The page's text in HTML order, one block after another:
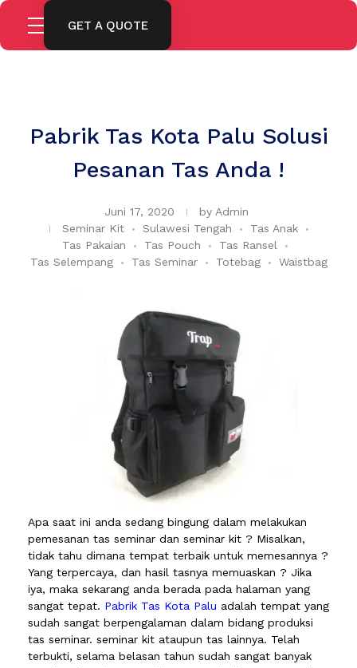
GET A QUOTE
Pabrik Tas Kota Palu Solusi
Pesanan Tas Anda !
Juni 17, 2020 by Admin
Seminar Kit
Sulawesi Tengah
Tas Anak
Tas Pakaian
Tas Pouch
Tas Ransel
Tas Selempang
Tas Seminar Totebag Waistbag
Apa saat ini anda sedang bingung dalam melakukan
pemesanan tas seminar dan seminar kit ? Misalkan,
tidak tahu dimana tempat terbaik untuk memesannya ?
Yang terpercaya, dan hasil tasnya memuaskan ? Jika
iya, maka sekarang anda berada pada halaman yang
sangat tepat. Pabrik Tas Kota Palu adalah tempat yang
sudah sangat berpengalaman dalam bidang produksi
tas seminar. seminar kit ataupun tas lainnya. Telah
terbukti, selama belasan tahun sudah sangat banyak